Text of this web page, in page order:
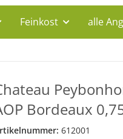
Feinkost alle
Bordeaux
612001